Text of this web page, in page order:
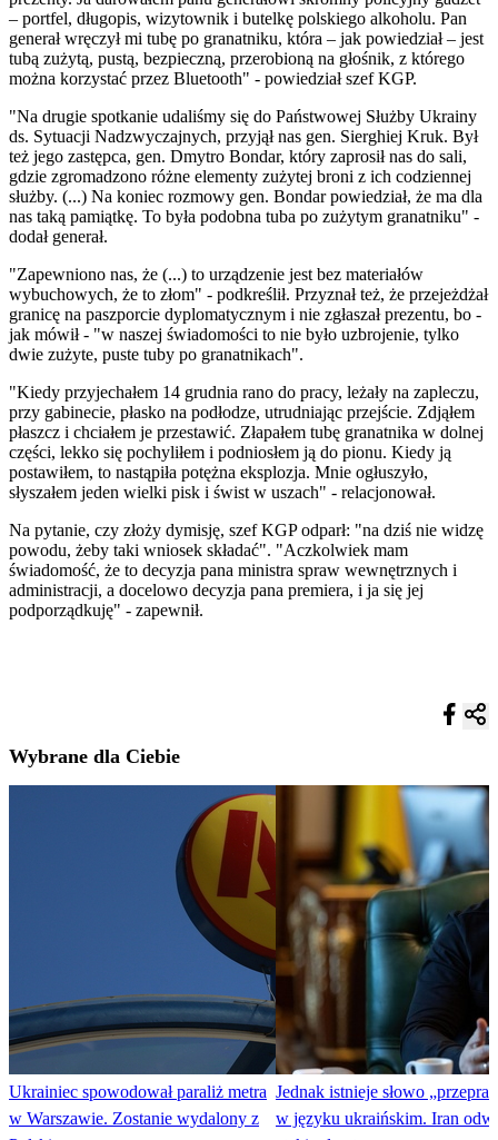
– portfel, długopis, wizytownik i butelkę polskiego alkoholu. Pan
generał wręczył mi tubę po granatniku, która – jak powiedział – jest
tubą zużytą, pustą, bezpieczną, przerobioną na głośnik, z którego
można korzystać przez Bluetooth" - powiedział szef KGP.
"Na drugie spotkanie udaliśmy się do Państwowej Służby Ukrainy
ds. Sytuacji Nadzwyczajnych, przyjął nas gen. Sierghiej Kruk. Był
też jego zastępca, gen. Dmytro Bondar, który zaprosił nas do sali,
gdzie zgromadzono różne elementy zużytej broni z ich codziennej
służby. (...) Na koniec rozmowy gen. Bondar powiedział, że ma dla
nas taką pamiątkę. To była podobna tuba po zużytym granatniku" -
dodał generał.
"Zapewniono nas, że (...) to urządzenie jest bez materiałów
wybuchowych, że to złom" - podkreślił. Przyznał też, że przejeżdżał
granicę na paszporcie dyplomatycznym i nie zgłaszał prezentu, bo -
jak mówił - "w naszej świadomości to nie było uzbrojenie, tylko
dwie zużyte, puste tuby po granatnikach".
"Kiedy przyjechałem 14 grudnia rano do pracy, leżały na zapleczu,
przy gabinecie, płasko na podłodze, utrudniając przejście. Zdjąłem
płaszcz i chciałem je przestawić. Złapałem tubę granatnika w dolnej
części, lekko się pochyliłem i podniosłem ją do pionu. Kiedy ją
postawiłem, to nastąpiła potężna eksplozja. Mnie ogłuszyło,
słyszałem jeden wielki pisk i świst w uszach" - relacjonował.
Na pytanie, czy złoży dymisję, szef KGP odparł: "na dziś nie widzę
powodu, żeby taki wniosek składać". "Aczkolwiek mam
świadomość, że to decyzja pana ministra spraw wewnętrznych i
administracji, a docelowo decyzja pana premiera, i ja się jej
podporządkuję" - zapewnił.
Wybrane dla Ciebie
Ukrainiec spowodował paraliż metra
w Warszawie. Zostanie wydalony z
Jednak istnieje słowo
w języku ukraińskim. Iran